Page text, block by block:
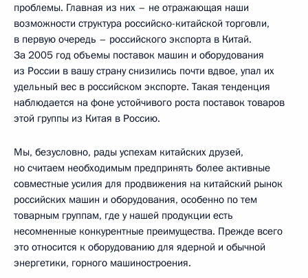
проблемы. Главная из них – не отражающая наши
возможности структура российско-китайской торговли,
в первую очередь – российского экспорта в Китай.
За 2005 год объемы поставок машин и оборудования
из России в вашу страну снизились почти вдвое, упал их
удельный вес в российском экспорте. Такая тенденция
наблюдается на фоне устойчивого роста поставок товаров
этой группы из Китая в Россию.
Мы, безусловно, рады успехам китайских друзей,
но считаем необходимым предпринять более активные
совместные усилия для продвижения на китайский рынок
российских машин и оборудования, особенно по тем
товарным группам, где у нашей продукции есть
несомненные конкурентные преимущества. Прежде всего
это относится к оборудованию для ядерной и обычной
энергетики, горного машиностроения.